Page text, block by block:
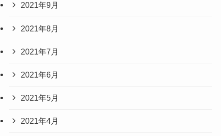
2021年9月
2021年8月
2021年7月
2021年6月
2021年5月
2021年4月